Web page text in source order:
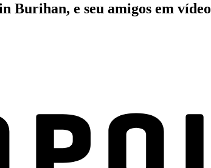
Burihan, e seu amigos em vídeo